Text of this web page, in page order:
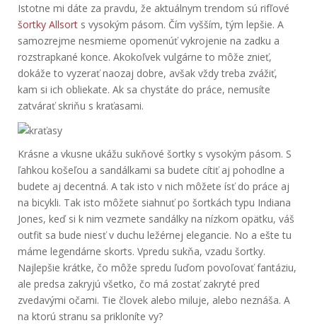
Istotne mi dáte za pravdu, že aktuálnym trendom sú rifľové
šortky Allsort s vysokým pásom. Čím vyšším, tým lepšie. A
samozrejme nesmieme opomenúť vykrojenie na zadku a
rozstrapkané konce. Akokoľvek vulgárne to môže znieť,
dokáže to vyzerať naozaj dobre, avšak vždy treba zvážiť,
kam si ich obliekate. Ak sa chystáte do práce, nemusíte
zatvárať skriňu s kraťasami.
Krásne a vkusne ukážu sukňové šortky s vysokým pásom. S
ľahkou košeľou a sandálkami sa budete cítiť aj pohodlne a
budete aj decentná. A tak isto v nich môžete ísť do práce aj
na bicykli. Tak isto môžete siahnuť po šortkách typu Indiana
Jones, keď si k nim vezmete sandálky na nízkom opätku, váš
outfit sa bude niesť v duchu ležérnej elegancie. No a ešte tu
máme legendárne skorts. Vpredu sukňa, vzadu šortky.
Najlepšie krátke, čo môže spredu ľuďom povoľovať fantáziu,
ale predsa zakryjú všetko, čo má zostať zakryté pred
zvedavými očami. Tie človek alebo miluje, alebo neznáša. A
na ktorú stranu sa prikloníte vy?